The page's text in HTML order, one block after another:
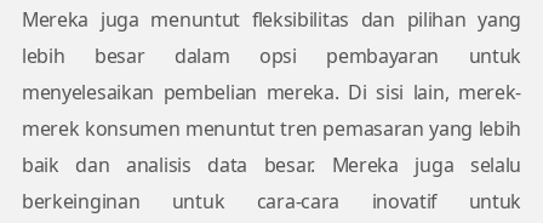
Mereka juga menuntut fleksibilitas dan pilihan yang
lebih besar dalam opsi pembayaran untuk
menyelesaikan pembelian mereka. Di sisi lain, merek-
merek konsumen menuntut tren pemasaran yang lebih
baik dan analisis data besar. Mereka juga selalu
berkeinginan untuk cara-cara inovatif untuk